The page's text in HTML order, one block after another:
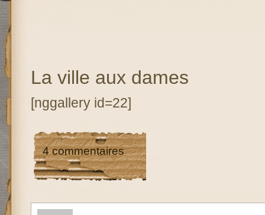
La ville aux dames
[nggallery id=22]
4 commentaires